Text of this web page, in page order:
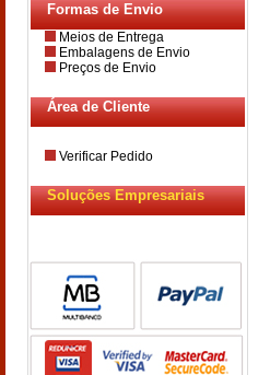
Formas de Envio
Meios de Entrega
Embalagens de Envio
Preços de Envio
Área de Cliente
Verificar Pedido
Soluções Empresariais